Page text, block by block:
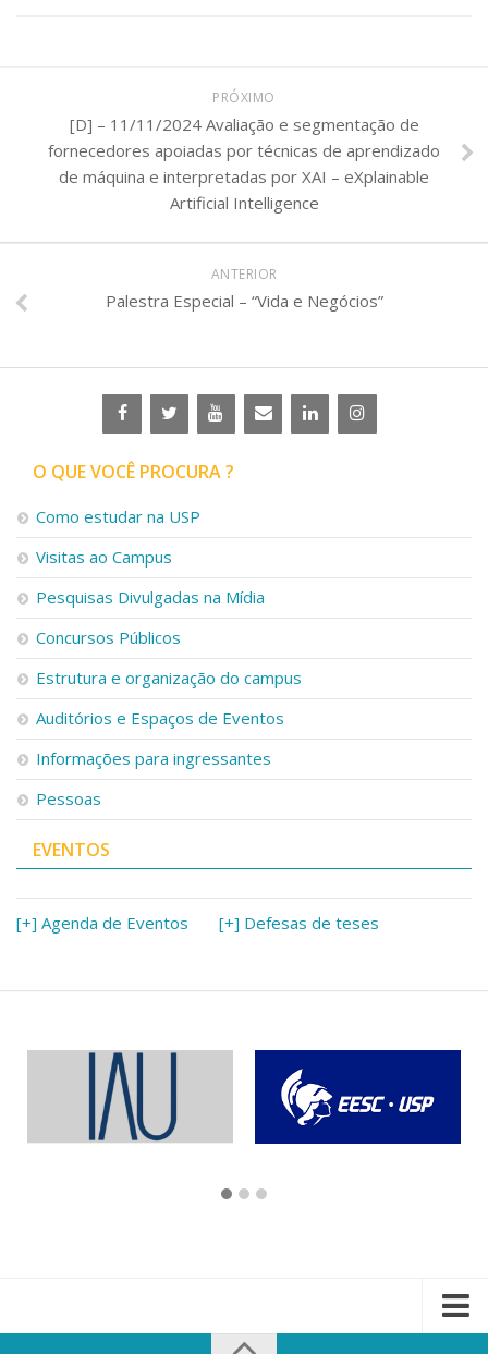
PRÓXIMO
[D] – 11/11/2024 Avaliação e segmentação de
fornecedores apoiadas por técnicas de aprendizado
de máquina e interpretadas por XAI – eXplainable
Artificial Intelligence
ANTERIOR
Palestra Especial – “Vida e Negócios”
O QUE VOCÊ PROCURA ?
Como estudar na USP
Visitas ao Campus
Pesquisas Divulgadas na Mídia
Concursos Públicos
Estrutura e organização do campus
Auditórios e Espaços de Eventos
Informações para ingressantes
Pessoas
EVENTOS
[+] Agenda de Eventos [+] Defesas de teses